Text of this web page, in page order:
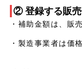
② 登録する販売
・補助金額は、販
・製造事業者は価